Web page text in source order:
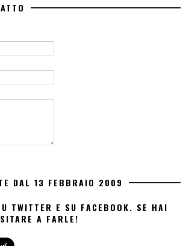
DAL 13 FEBBRAIO 2009
TWITTER E SU FACEBOOK. SE HAI
A FARLE!